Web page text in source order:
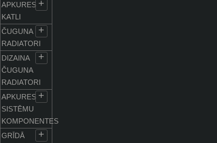
APKURES
KATLI
+
ČUGUNA
RADIATORI
+
DIZAINA
ČUGUNA
RADIATORI
+
APKURES
SISTĒMU
KOMPONENTES
+
GRĪDĀ
+